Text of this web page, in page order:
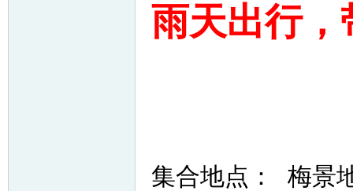
雨天出行，
集合地点： 梅景